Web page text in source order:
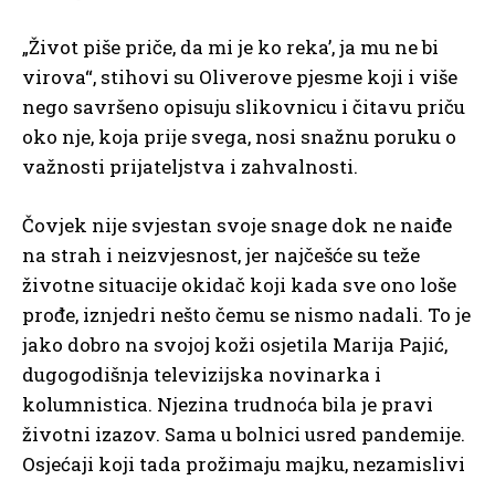
„Život piše priče, da mi je ko reka’, ja mu ne bi
virova“, stihovi su Oliverove pjesme koji i više
nego savršeno opisuju slikovnicu i čitavu priču
oko nje, koja prije svega, nosi snažnu poruku o
važnosti prijateljstva i zahvalnosti.
Čovjek nije svjestan svoje snage dok ne naiđe
na strah i neizvjesnost, jer najčešće su teže
životne situacije okidač koji kada sve ono loše
prođe, iznjedri nešto čemu se nismo nadali. To je
jako dobro na svojoj koži osjetila Marija Pajić,
dugogodišnja televizijska novinarka i
kolumnistica. Njezina trudnoća bila je pravi
životni izazov. Sama u bolnici usred pandemije.
Osjećaji koji tada prožimaju majku, nezamislivi